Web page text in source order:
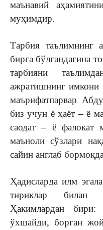
маънавий
муҳимдир.
Тарбия таълимнинг
бирга бўлгандагина
тарбияни
ажратишнинг имкони
маърифатпарвар
биз учун ё ҳаёт – ё
саодат – ё фалокат
маъноли сўзлари
сайин англаб
Ҳадисларда илм
тириклар билан
Ҳакимлардан
ўхшайди, борган